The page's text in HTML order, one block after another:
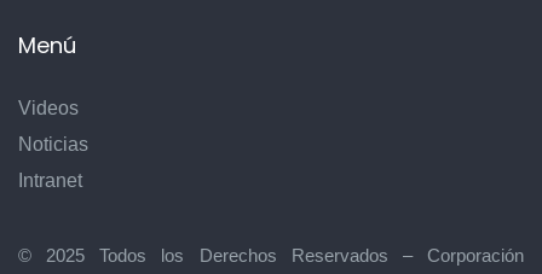
Menú
Videos
Noticias
Intranet
© 2025 Todos los Derechos Reservados – Corporación